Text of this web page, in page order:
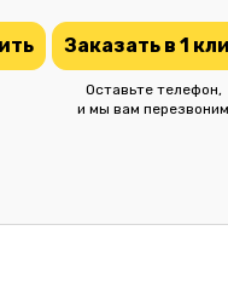
Заказать в 1
Оставьте телефон,
и мы вам перезвоним